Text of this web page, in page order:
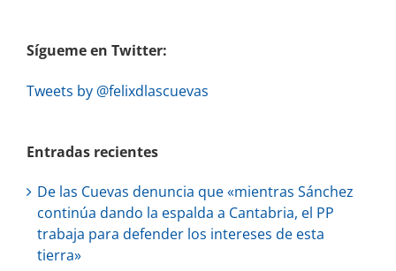
Sígueme en Twitter:
Tweets by @felixdlascuevas
Entradas recientes
De las Cuevas denuncia que «mientras Sánchez
continúa dando la espalda a Cantabria, el PP
trabaja para defender los intereses de esta
tierra»